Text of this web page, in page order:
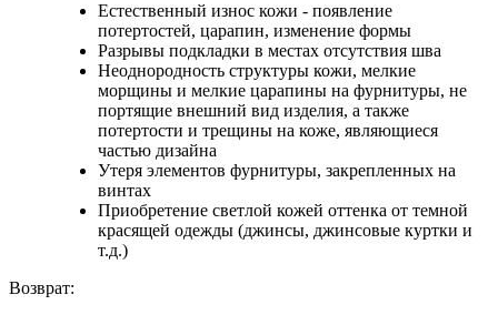
Естественный износ кожи - появление
потертостей, царапин, изменение формы
Разрывы подкладки в местах отсутствия шва
Неоднородность структуры кожи, мелкие
морщины и мелкие царапины на фурнитуры, не
портящие внешний вид изделия, а также
потертости и трещины на коже, являющиеся
частью дизайна
Утеря элементов фурнитуры, закрепленных на
винтах
Приобретение светлой кожей оттенка от темной
красящей одежды (джинсы, джинсовые куртки и
т.д.)
Возврат: